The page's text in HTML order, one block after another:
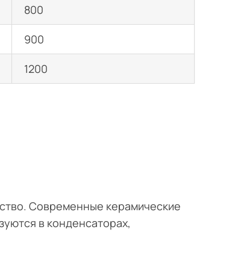
800
900
1200
Современные керамические
в конденсаторах,